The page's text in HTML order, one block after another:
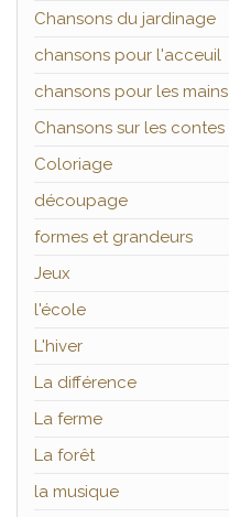
Chansons du jardinage
chansons pour l'acceuil
chansons pour les mains
Chansons sur les contes
Coloriage
découpage
formes et grandeurs
Jeux
l'école
L'hiver
La différence
La ferme
La forêt
la musique